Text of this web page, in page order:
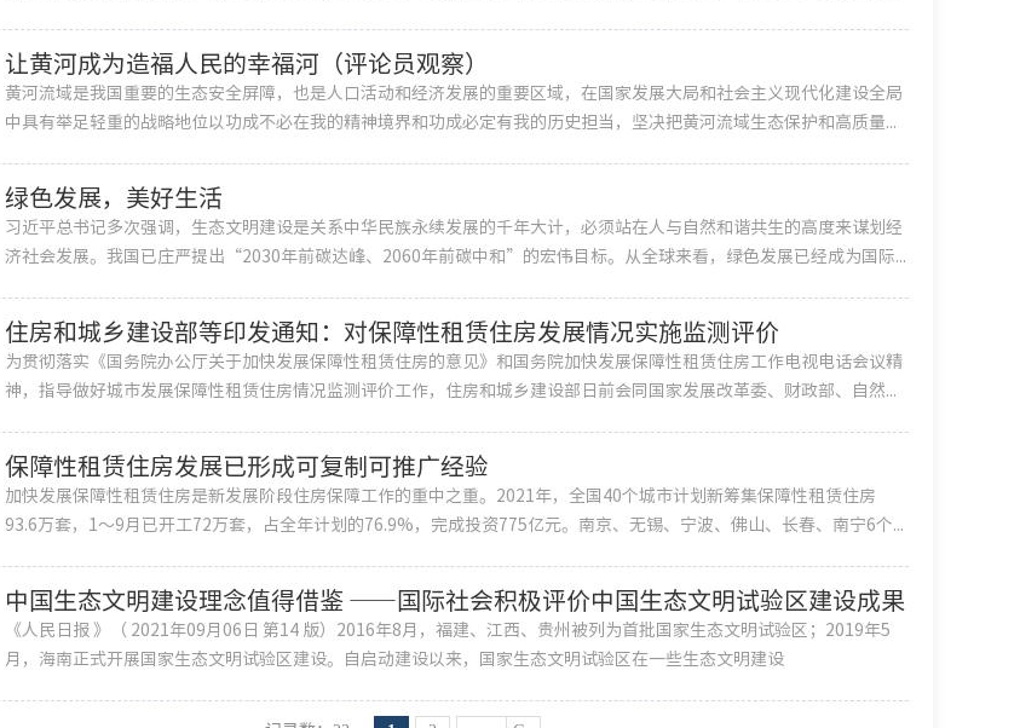
让黄河成为造福人民的幸福河（评论员观察）
黄河流域是我国重要的生态安全屏障，也是人口活动和经济发展的重要区域，在国家发展大局和社会主义现代化建设全局
中具有举足轻重的战略地位以功成不必在我的精神境界和功成必定有我的历史担当，坚决把黄河流域生态保护和高质量...
绿色发展，美好生活
习近平总书记多次强调，生态文明建设是关系中华民族永续发展的千年大计，必须站在人与自然和谐共生的高度来谋划经
济社会发展。我国已庄严提出“2030年前碳达峰、2060年前碳中和”的宏伟目标。从全球来看，绿色发展已经成为国际...
住房和城乡建设部等印发通知：对保障性租赁住房发展情况实施监测评价
为贯彻落实《国务院办公厅关于加快发展保障性租赁住房的意见》和国务院加快发展保障性租赁住房工作电视电话会议精
神，指导做好城市发展保障性租赁住房情况监测评价工作，住房和城乡建设部日前会同国家发展改革委、财政部、自然...
保障性租赁住房发展已形成可复制可推广经验
加快发展保障性租赁住房是新发展阶段住房保障工作的重中之重。2021年，全国40个城市计划新筹集保障性租赁住房
93.6万套，1～9月已开工72万套，占全年计划的76.9%，完成投资775亿元。南京、无锡、宁波、佛山、长春、南宁6个...
中国生态文明建设理念值得借鉴 ——国际社会积极评价中国生态文明试验区建设成果
《人民日报 》（ 2021年09月06日 第14 版）2016年8月，福建、江西、贵州被列为首批国家生态文明试验区；2019年5
月，海南正式开展国家生态文明试验区建设。自启动建设以来，国家生态文明试验区在一些生态文明建设